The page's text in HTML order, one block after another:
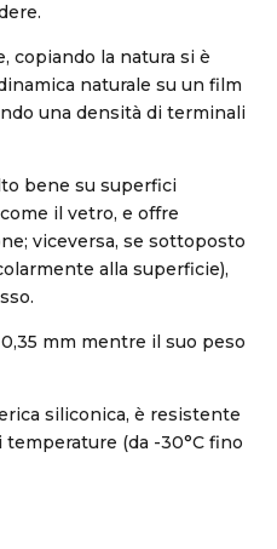
copiando la natura si è
naturale su un film
una densità di terminali
bene su superfici
il vetro, e offre
viceversa, se sottoposto
alla superficie),
mm mentre il suo peso
siliconica, è resistente
(da -30°C fino